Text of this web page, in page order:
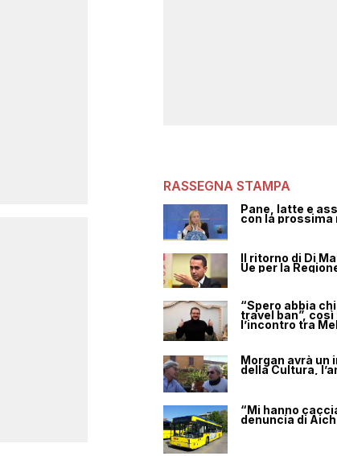
RASSEGNA STAMPA
Pane, latte e
con la prossima
Il ritorno di Di
Ue per la
“Spero abbia
travel ban”,
l’incontro tra
Morgan avrà un
della Cultura,
“Mi hanno
denuncia di